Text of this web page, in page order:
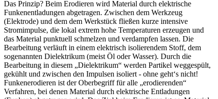
Das Prinzip? Beim Erodieren wird Material durch elektrische
Funkenentladungen abgetragen. Zwischen dem Werkzeug
(Elektrode) und dem dem Werkstück fließen kurze intensive
Stromimpulse, die lokal extrem hohe Temperaturen erzeugen und
das Material punktuell schmelzen und verdampfen lassen. Die
Bearbeitung verläuft in einem elektrisch isolierendem Stoff, dem
sogenannten Dielektrikum (meist Öl oder Wasser). Durch die
Bearbeitung in diesem „Dielektrikum“ werden Partikel weggespült,
gekühlt und zwischen den Impulsen isoliert - ohne geht‘s nicht!
Funkenerodieren ist der Oberbegriff für alle „erodierenden“
Verfahren, bei denen Material durch elektrische Entladungen